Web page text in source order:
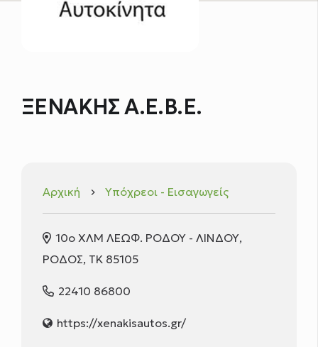
ΞΕΝΑΚΗΣ Α.Ε.Β.Ε.
Αρχική keyboard_arrow_right Υπόχρεοι - Εισαγωγείς
10ο ΧΛΜ ΛΕΩΦ. ΡΟΔΟΥ - ΛΙΝΔΟΥ,
ΡΟΔΟΣ, ΤΚ 85105
22410 86800
https://xenakisautos.gr/